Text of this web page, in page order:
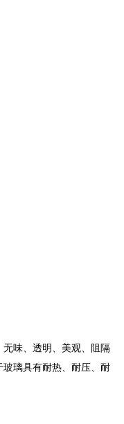
味、透明、美观、阻隔
璃具有耐热、耐压、耐